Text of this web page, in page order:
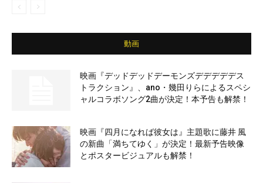
動画
映画『デッドデッドデーモンズデデデデデス
トラクション』、ano・幾田りらによるスペシ
ャルコラボソング2曲が決定！本予告も解禁！
映画『四月になれば彼女は』主題歌に藤井 風
の新曲「満ちてゆく」が決定！最新予告映像
とポスタービジュアルも解禁！